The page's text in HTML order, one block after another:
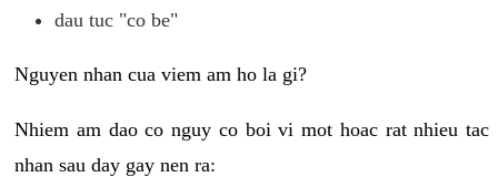
dau tuc "co be"
Nguyen nhan cua viem am ho la gi?
Nhiem am dao co nguy co boi vi mot hoac rat nhieu tac
nhan sau day gay nen ra: